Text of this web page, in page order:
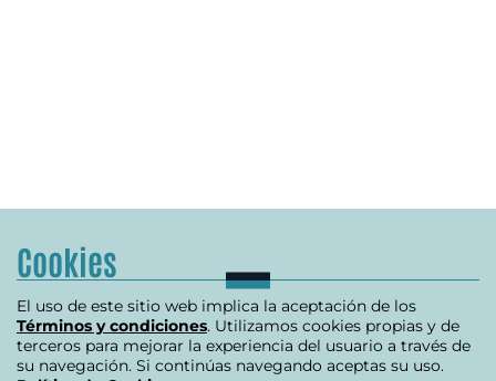
Cookies
El uso de este sitio web implica la aceptación de los
Términos y condiciones. Utilizamos cookies propias y de
terceros para mejorar la experiencia del usuario a través de
su navegación. Si continúas navegando aceptas su uso.